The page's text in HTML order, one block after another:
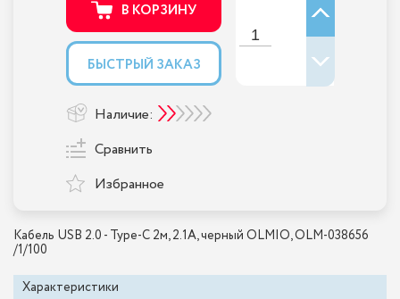
Кабель USB 2.0 - Type-С 2м, 2.1A, черный OLMIO, OLM-038656
/1/100
Характеристики
В КОРЗИНУ
БЫСТРЫЙ ЗАКАЗ
Наличие:
Сравнить
Избранное